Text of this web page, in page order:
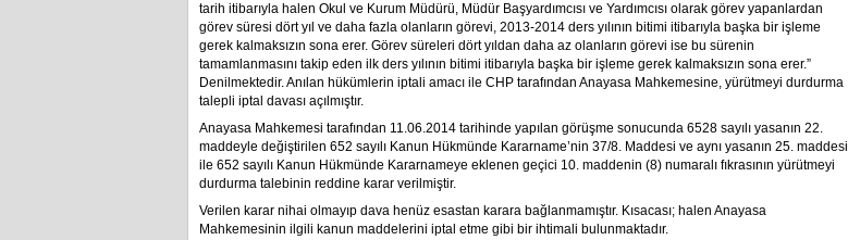
tarih itibarıyla halen Okul ve Kurum Müdürü, Müdür Başyardımcısı ve Yardımcısı olarak görev yapanlardan
görev süresi dört yıl ve daha fazla olanların görevi, 2013-2014 ders yılının bitimi itibarıyla başka bir işleme
gerek kalmaksızın sona erer. Görev süreleri dört yıldan daha az olanların görevi ise bu sürenin
tamamlanmasını takip eden ilk ders yılının bitimi itibarıyla başka bir işleme gerek kalmaksızın sona erer.”
Denilmektedir. Anılan hükümlerin iptali amacı ile CHP tarafından Anayasa Mahkemesine, yürütmeyi durdurma
talepli iptal davası açılmıştır.
Anayasa Mahkemesi tarafından 11.06.2014 tarihinde yapılan görüşme sonucunda 6528 sayılı yasanın 22.
maddeyle değiştirilen 652 sayılı Kanun Hükmünde Kararname’nin 37/8. Maddesi ve aynı yasanın 25. maddesi
ile 652 sayılı Kanun Hükmünde Kararnameye eklenen geçici 10. maddenin (8) numaralı fıkrasının yürütmeyi
durdurma talebinin reddine karar verilmiştir.
Verilen karar nihai olmayıp dava henüz esastan karara bağlanmamıştır. Kısacası; halen Anayasa
Mahkemesinin ilgili kanun maddelerini iptal etme gibi bir ihtimali bulunmaktadır.